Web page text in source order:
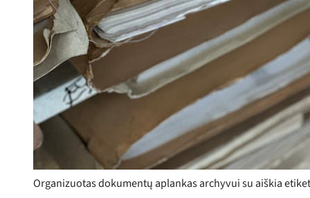
Organizuotas dokumentų aplankas archyvui su aiškia